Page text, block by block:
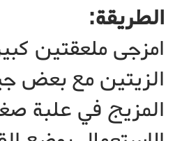
الطريقة:
امزجى ملعقتين
الزيتين مع بعض
المزيج في علبة